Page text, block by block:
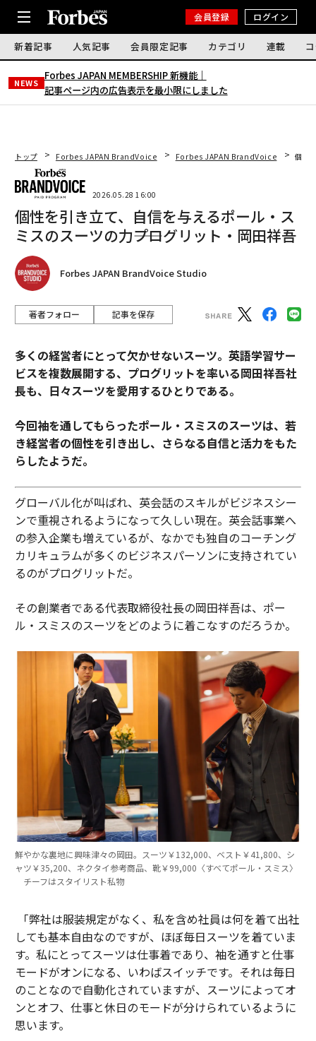
会員登録 ログイン
新着記事 人気記事 会員限定記事 カテゴリ 連載
NEWS
Forbes JAPAN MEMBERSHIP 新機能｜
記事ページ内の広告表示を最小限にしました
トップ Forbes JAPAN BrandVoice Forbes JAPAN BrandVoice 個性
2026.05.28 16:00
個性を引き立て、自信を与えるポール・ス
ミスのスーツの力――プログリット・岡田祥吾
Forbes JAPAN BrandVoice Studio
著者フォロー 記事を保存
多くの経営者にとって欠かせないスーツ。 英語学習サー
ビスを複数展開する、プログリットを率いる岡田祥吾社
長も、日々スーツを愛用するひとりである。
今回袖を通してもらったポール・スミスのスーツは、若
き経営者の個性を引き出し、さらなる自信と活力をもた
らしたようだ。
グローバル化が叫ばれ、英会話のスキルがビジネスシー
ンで重視されるようになって久しい現在。英会話事業へ
の参入企業も増えているが、なかでも独自のコーチング
カリキュラムが多くのビジネスパーソンに支持されてい
るのがプログリットだ。
その創業者である代表取締役社長の岡田祥吾は、ポー
ル・スミスのスーツをどのように着こなすのだろうか。
鮮やかな裏地に興味津々の岡田。スーツ￥132,000、ベスト￥41,800、シ
ャツ￥35,200、ネクタイ参考商品、靴￥99,000〈すべてポール・スミス〉
チーフはスタイリスト私物
「弊社は服装規定がなく、私を含め社員は何を着て出社
しても基本自由なのですが、ほぼ毎日スーツを着ていま
す。私にとってスーツは仕事着であり、袖を通すと仕事
モードがオンになる、いわばスイッチです。それは毎日
のことなので自動化されていますが、スーツによってオ
ンとオフ、仕事と休日のモードが分けられているように
思います。